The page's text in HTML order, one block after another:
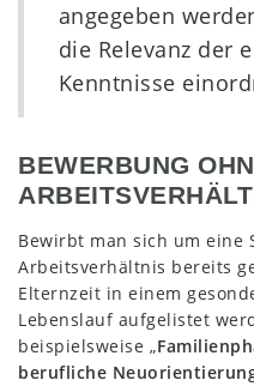
angegeben
die Relevanz der
Kenntnisse
BEWERBUNG
Bewirbt man sich um eine
Arbeitsverhältnis bereits
Elternzeit in einem
Lebenslauf aufgelistet
beispielsweise „
berufliche